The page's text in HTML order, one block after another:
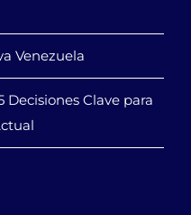
Venezuela
Decisiones Clave para